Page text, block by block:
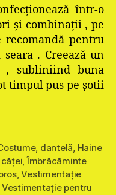
într-o
şi combinaţii , pe
recomandă pentru
. Creează un
, subliniind buna
timpul pus pe şotii
, dantelă Haine
,Îmbrăcăminte
,Vestimentație
Vestimentaţie pentru